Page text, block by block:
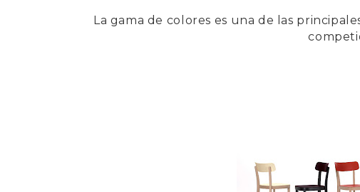
La gama de colores es una de las